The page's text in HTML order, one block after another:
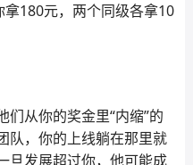
180元，两个同级各拿10
们从你的奖金里“内缩”的
队，你的上线躺在那里就
旦发展超过你，他可能成